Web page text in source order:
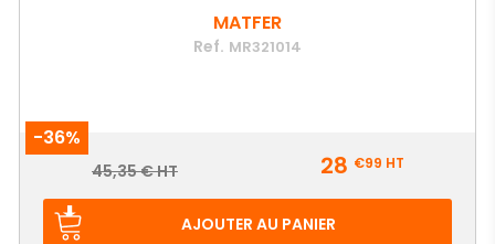
MATFER
Ref. MR321014
-36%
Prix
Prix
45,35 € HT 28 €99 HT
AJOUTER AU PANIER